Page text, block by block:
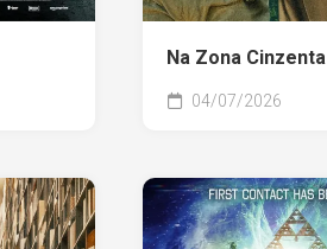
Na Zona Cinzenta
04/07/2026